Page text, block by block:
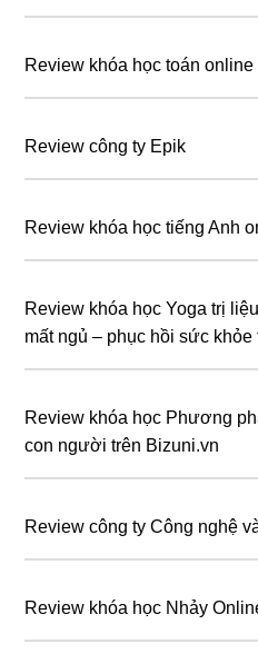
Review khóa học toán online
Review công ty Epik
Review khóa học tiếng Anh
Review khóa học Yoga trị
mất ngủ – phục hồi sức khỏe
Review khóa học Phương
con người trên Bizuni.vn
Review công ty Công nghệ
Review khóa học Nhảy